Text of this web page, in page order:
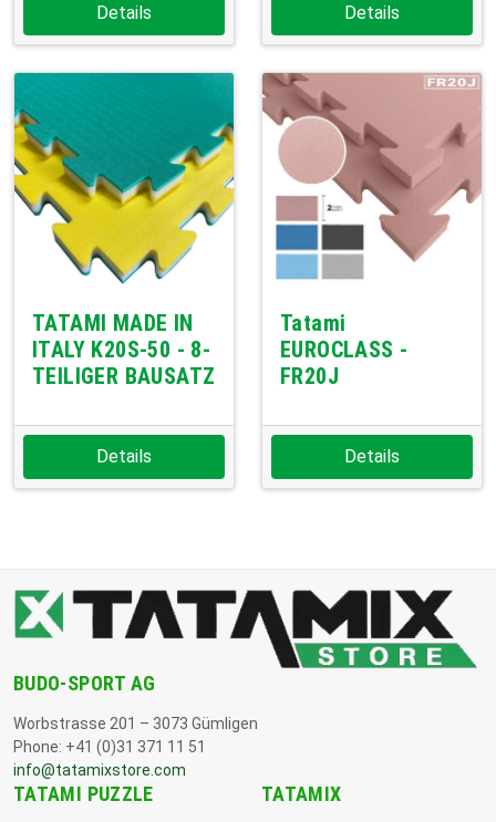
Details Details
TATAMI MADE IN
ITALY K20S-50 - 8-
TEILIGER BAUSATZ
Details
Tatami
EUROCLASS -
FR20J
Details
BUDO-SPORT AG
Worbstrasse 201 – 3073 Gümligen
Phone: +41 (0)31 371 11 51
info@tatamixstore.com
TATAMI PUZZLE TATAMIX